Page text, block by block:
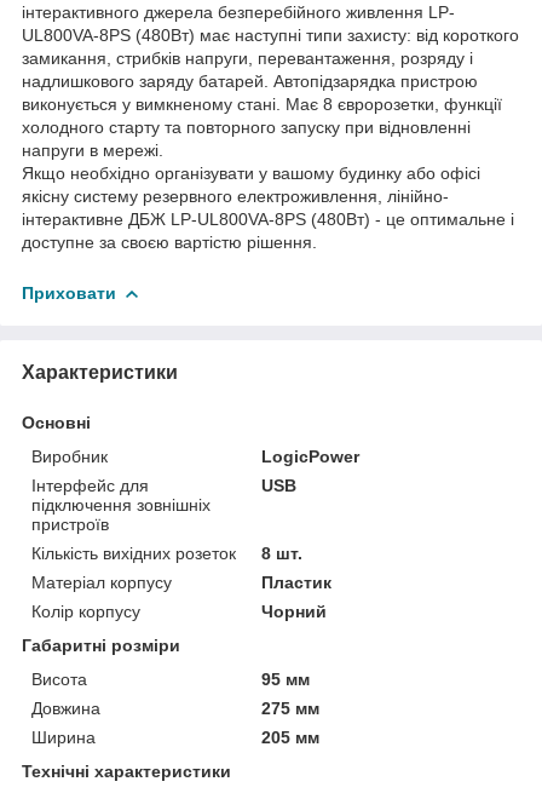
інтерактивного джерела безперебійного живлення LP-
UL800VA-8PS (480Вт) має наступні типи захисту: від короткого
замикання, стрибків напруги, перевантаження, розряду і
надлишкового заряду батарей. Автопідзарядка пристрою
виконується у вимкненому стані. Має 8 євророзетки, функції
холодного старту та повторного запуску при відновленні
напруги в мережі.
Якщо необхідно організувати у вашому будинку або офісі
якісну систему резервного електроживлення, лінійно-
інтерактивне ДБЖ LP-UL800VA-8PS (480Вт) - це оптимальне і
доступне за своєю вартістю рішення.
Приховати
Характеристики
Основні
Виробник
LogicPower
Інтерфейс для
підключення зовнішніх
пристроїв
USB
Кількість вихідних розеток
8 шт.
Матеріал корпусу
Пластик
Колір корпусу
Чорний
Габаритні розміри
Висота
95 мм
Довжина
275 мм
Ширина
205 мм
Технічні характеристики